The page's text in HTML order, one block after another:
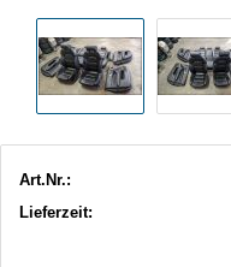
Art.Nr.:
Lieferzeit: